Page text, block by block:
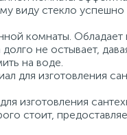
виду стекло
комнаты.
не остывает,
на воде.
для изготовления
изготовления
стоит,